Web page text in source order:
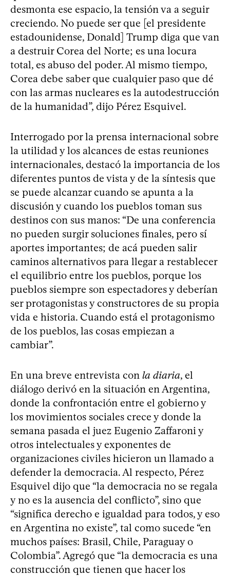
desmonta ese espacio, la tensión va a seguir
creciendo. No puede ser que [el presidente
estadounidense, Donald] Trump diga que van
a destruir Corea del Norte; es una locura
total, es abuso del poder. Al mismo tiempo,
Corea debe saber que cualquier paso que dé
con las armas nucleares es la autodestrucción
de la humanidad”, dijo Pérez Esquivel.
Interrogado por la prensa internacional sobre
la utilidad y los alcances de estas reuniones
internacionales, destacó la importancia de los
diferentes puntos de vista y de la síntesis que
se puede alcanzar cuando se apunta a la
discusión y cuando los pueblos toman sus
destinos con sus manos: “De una conferencia
no pueden surgir soluciones finales, pero sí
aportes importantes; de acá pueden salir
caminos alternativos para llegar a restablecer
el equilibrio entre los pueblos, porque los
pueblos siempre son espectadores y deberían
ser protagonistas y constructores de su propia
vida e historia. Cuando está el protagonismo
de los pueblos, las cosas empiezan a
cambiar”.
En una breve entrevista con la diaria, el
diálogo derivó en la situación en Argentina,
donde la confrontación entre el gobierno y
los movimientos sociales crece y donde la
semana pasada el juez Eugenio Zaffaroni y
otros intelectuales y exponentes de
organizaciones civiles hicieron un llamado a
defender la democracia. Al respecto, Pérez
Esquivel dijo que “la democracia no se regala
y no es la ausencia del conflicto”, sino que
“significa derecho e igualdad para todos, y eso
en Argentina no existe”, tal como sucede “en
muchos países: Brasil, Chile, Paraguay o
Colombia”. Agregó que “la democracia es una
construcción que tienen que hacer los